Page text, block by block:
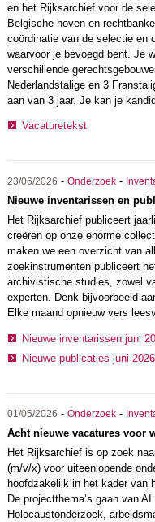
en het Rijksarchief voor de
Belgische hoven en
coördinatie van de selectie en
waarvoor je bevoegd bent. Je
verschillende
Nederlandstalige en 3
aan van 3 jaar. Je kan je
Vacaturetekst
23/06/2026 - Onderzoek-
Nieuwe inventarissen en
Het Rijksarchief publiceert
creëren op onze enorme
maken we een overzicht van
zoekinstrumenten publiceert
archivistische studies, zowel
experten. Denk bijvoorbeeld
Elke maand opnieuw vers
Nieuwe inventarissen juni
Nieuwe publicaties juni 2026
01/05/2026 - Onderzoek-
Acht nieuwe vacatures voor
Het Rijksarchief is op zoek
(m/v/x) voor uiteenlopende
hoofdzakelijk in het kader van
De projectthema’s gaan van
Holocaustonderzoek,